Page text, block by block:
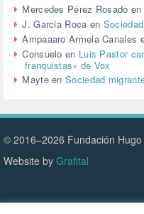
VEJEZ (1)
VENEZUELA (3)
VENEZULA (1)
VIAJES (1)
VIOLENCIA (2)
VIOLENCIA DE GÉNERO
VIVIENDA (9)
VOLODIMIR ZELENSKY (1)
Mercedes Pérez Rosado en
J. Garcia Roca en
Ampaaaro Armela Canales
Consuelo en Luis Pastor
franquistas» de Vox
MayteenSociedad
© 2016–2026 Fundación
Website by Grafital